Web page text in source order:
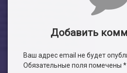
Добавить
Ваш адрес email не будет
Обязательные поля помечены *